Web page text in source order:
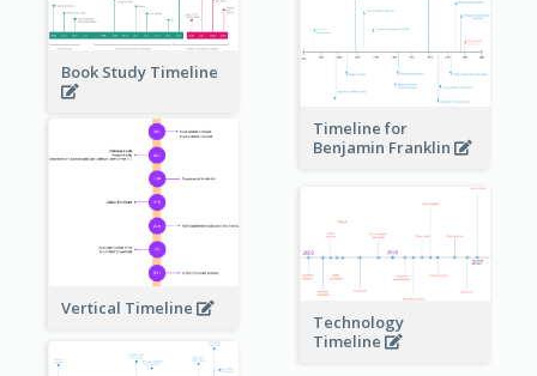
Book Study Timeline
Timeline for
Benjamin Franklin
Vertical Timeline
Technology
Timeline